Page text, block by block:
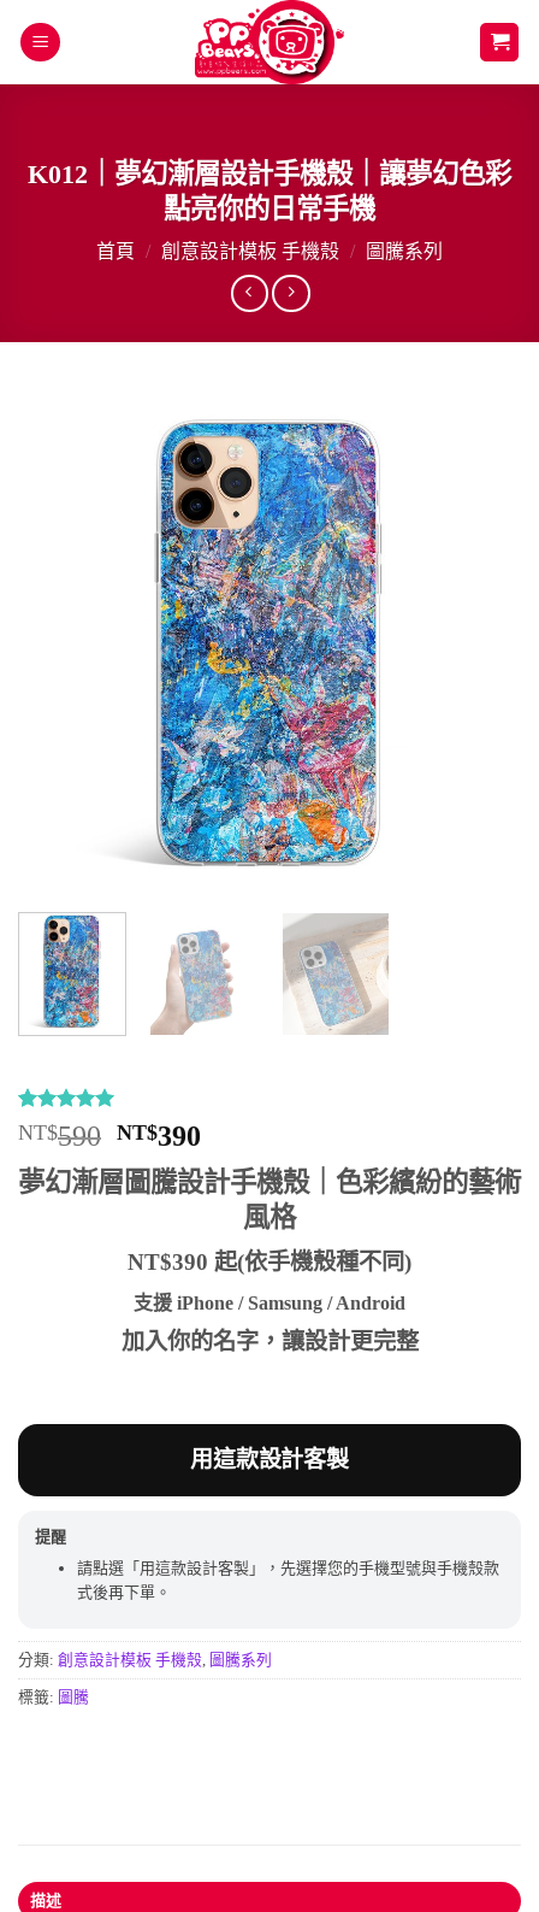
K012｜夢幻漸層設計手機殼｜讓夢幻色彩
點亮你的日常手機
首頁 / 創意設計模板 手機殼 / 圖騰系列
評分5/
5，已有
9
位
顧客進行評
分
NT$590 原
始
價
NT$590。
NT$390
前
價
格：
NT$390。
夢幻漸層圖騰設計手機殼｜色彩繽紛的藝術
風格
NT$390 起(依手機殼種不同)
支援 iPhone / Samsung / Android
加入你的名字，讓設計更完整
用這款設計客製
提醒
請點選「用這款設計客製」，先選擇您的手機型號與手機殼款
式後再下單。
分類: 創意設計模板 手機殼 圖騰系列
標籤: 圖騰
描述